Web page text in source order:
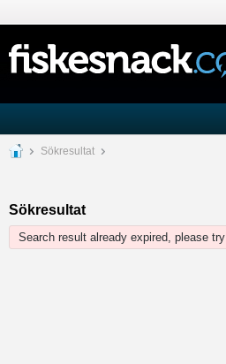
Sökresultat
Sökresultat
Search result already expired, please